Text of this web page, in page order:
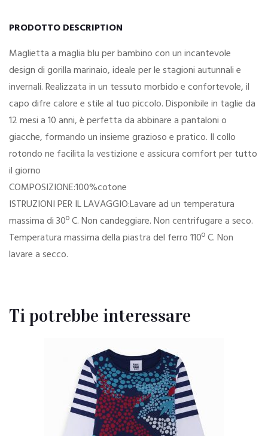
PRODOTTO DESCRIPTION
Maglietta a maglia blu per bambino con un incantevole
design di gorilla marinaio, ideale per le stagioni autunnali e
invernali. Realizzata in un tessuto morbido e confortevole, il
capo difre calore e stile al tuo piccolo. Disponibile in taglie da
12 mesi a 10 anni, è perfetta da abbinare a pantaloni o
giacche, formando un insieme grazioso e pratico. Il collo
rotondo ne facilita la vestizione e assicura comfort per tutto
il giorno
COMPOSIZIONE:100%cotone
ISTRUZIONI PER IL LAVAGGIO:Lavare ad un temperatura
massima di 30º C. Non candeggiare. Non centrifugare a seco.
Temperatura massima della piastra del ferro 110º C. Non
lavare a secco.
Ti potrebbe interessare